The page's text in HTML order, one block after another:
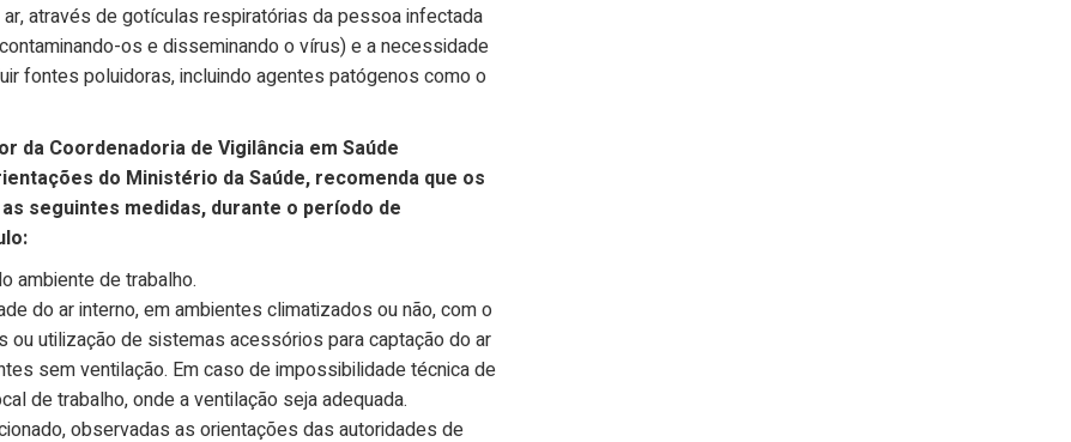
através de gotículas respiratórias da pessoa infectada
os e disseminando o vírus) e a necessidade
fontes poluidoras, incluindo agentes patógenos como o
da Coordenadoria de Vigilância em Saúde
do Ministério da Saúde, recomenda que os
seguintes medidas, durante o período de
ambiente de trabalho.
do ar interno, em ambientes climatizados ou não, com o
utilização de sistemas acessórios para captação do ar
sem ventilação. Em caso de impossibilidade técnica de
de trabalho, onde a ventilação seja adequada.
observadas as orientações das autoridades de